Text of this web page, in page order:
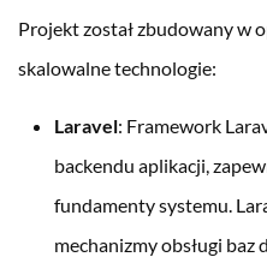
Projekt został zbudowany w
skalowalne technologie:
Laravel: Framework
backendu aplikacji,
fundamenty systemu.
mechanizmy obsługi baz